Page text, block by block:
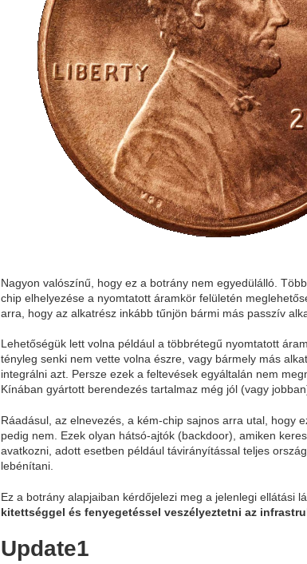
Nagyon valószínű, hogy ez a botrány nem egyedülálló.
chip elhelyezése a nyomtatott áramkör felületén
arra, hogy az alkatrész inkább tűnjön bármi más passzív
Lehetőségük lett volna például a többrétegű nyomtatott
tényleg senki nem vette volna észre, vagy bármely más
integrálni azt. Persze ezek a feltevések egyáltalán nem
Kínában gyártott berendezés tartalmaz még jól (vagy
Ráadásul, az elnevezés, a kém-chip sajnos arra utal, hogy
pedig nem. Ezek olyan hátsó-ajtók (backdoor), amiken
avatkozni, adott esetben például távirányítással teljes
lebénítani.
Ez a botrány alapjaiban kérdőjelezi meg a jelenlegi ellátási
kitettséggel és fenyegetéssel veszélyeztetni az
Update1